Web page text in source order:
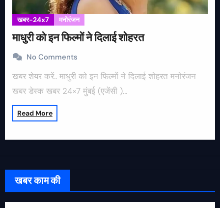
खबर-24x7 मनोरंजन
माधुरी को इन फिल्मों ने दिलाई शोहरत
No Comments
खबर शेयर करें.. माधुरी को इन फिल्मों ने दिलाई शोहरत मनोरंजन
खबर डेस्क खबर 24×7 मुंबई (एजेंसी )…
Read More
खबर काम की